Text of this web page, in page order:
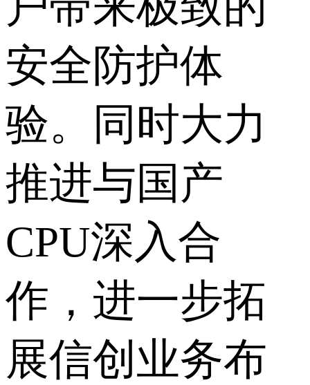
安全防护体
验。同时大力
推进与国产
CPU深入合
作，进一步拓
展信创业务布